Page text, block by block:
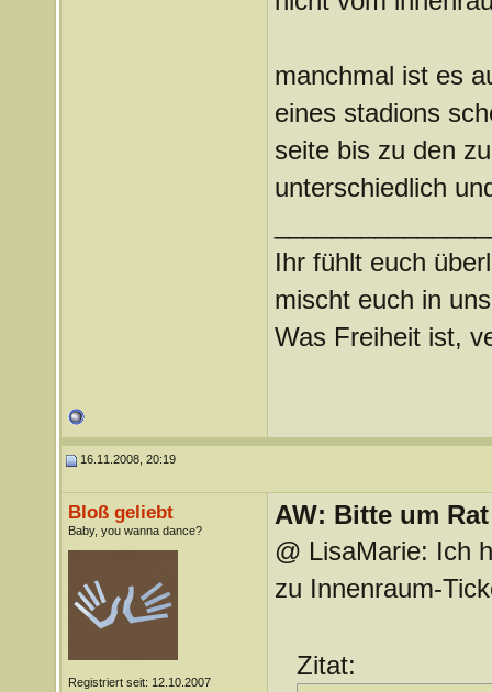
manchmal ist es
eines stadions
seite bis zu den
unterschiedlich
Ihr fühlt euch
mischt euch in
Was Freiheit ist,
16.11.2008, 20:19
Bloß geliebt
Baby, you wanna dance?
Registriert seit: 12.10.2007
AW: Bitte um
@ LisaMarie: Ich
zu Innenraum-
Zitat: